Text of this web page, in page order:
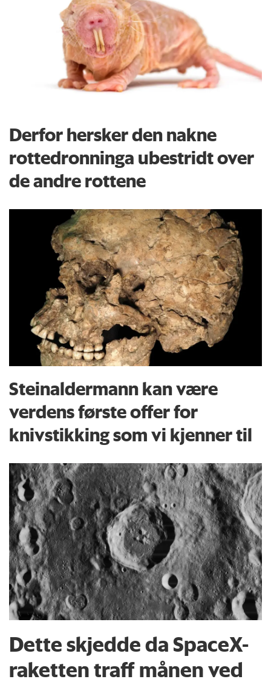
Derfor hersker den nakne
rottedronninga ubestridt over
de andre rottene
Steinaldermann kan være
verdens første offer for
knivstikking som vi kjenner til
Dette skjedde da SpaceX-
raketten traff månen ved